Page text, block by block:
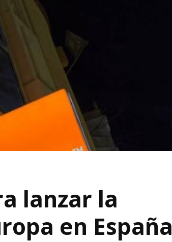
lanzar la
en España